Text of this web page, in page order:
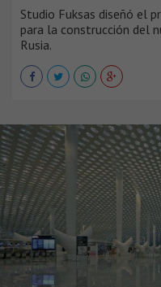
Studio Fuksas diseñó el
para la construcción del
Rusia.